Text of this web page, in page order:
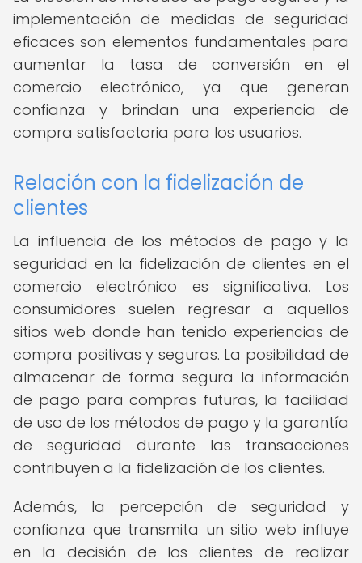
implementación de medidas de seguridad
eficaces son elementos fundamentales para
aumentar la tasa de conversión en el
comercio electrónico, ya que generan
confianza y brindan una experiencia de
compra satisfactoria para los usuarios.
Relación con la fidelización de
clientes
La influencia de los métodos de pago y la
seguridad en la fidelización de clientes en el
comercio electrónico es significativa. Los
consumidores suelen regresar a aquellos
sitios web donde han tenido experiencias de
compra positivas y seguras. La posibilidad de
almacenar de forma segura la información
de pago para compras futuras, la facilidad
de uso de los métodos de pago y la garantía
de seguridad durante las transacciones
contribuyen a la fidelización de los clientes.
Además, la percepción de seguridad y
confianza que transmita un sitio web influye
en la decisión de los clientes de realizar